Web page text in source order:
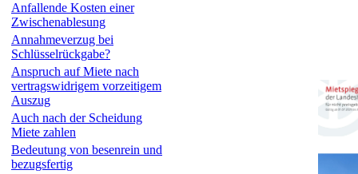
Anfallende Kosten einer
Zwischenablesung
Annahmeverzug bei
Schlüsselrückgabe?
Anspruch auf Miete nach
vertragswidrigem vorzeitigem
Auszug
Auch nach der Scheidung
Miete zahlen
Bedeutung von besenrein und
bezugsfertig